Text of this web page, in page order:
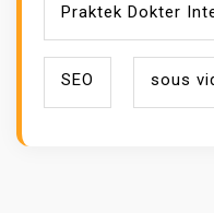
Praktek Dokter
SEO sous